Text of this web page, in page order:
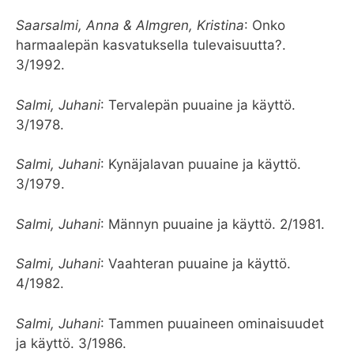
Saarsalmi, Anna & Almgren, Kristina: Onko
harmaalepän kasvatuksella tulevaisuutta?.
3/1992.
Salmi, Juhani: Tervalepän puuaine ja käyttö.
3/1978.
Salmi, Juhani: Kynäjalavan puuaine ja käyttö.
3/1979.
Salmi, Juhani: Männyn puuaine ja käyttö. 2/1981.
Salmi, Juhani: Vaahteran puuaine ja käyttö.
4/1982.
Salmi, Juhani: Tammen puuaineen ominaisuudet
ja käyttö. 3/1986.